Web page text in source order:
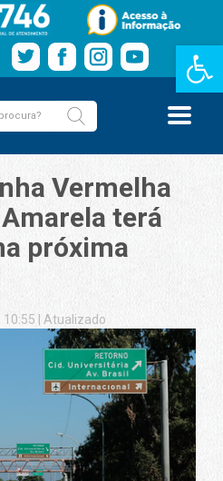
Barra de
Vermelha
terá
próxima
Atualizado